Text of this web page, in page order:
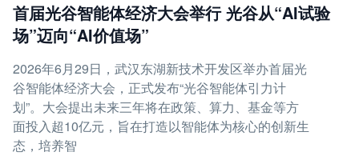
首届光谷智能体经济大会举行 光谷从“AI试验
场”迈向“AI价值场”
2026年6月29日，武汉东湖新技术开发区举办首届光
谷智能体经济大会，正式发布“光谷智能体引力计
划”。大会提出未来三年将在政策、算力、基金等方
面投入超10亿元，旨在打造以智能体为核心的创新生
态，培养智